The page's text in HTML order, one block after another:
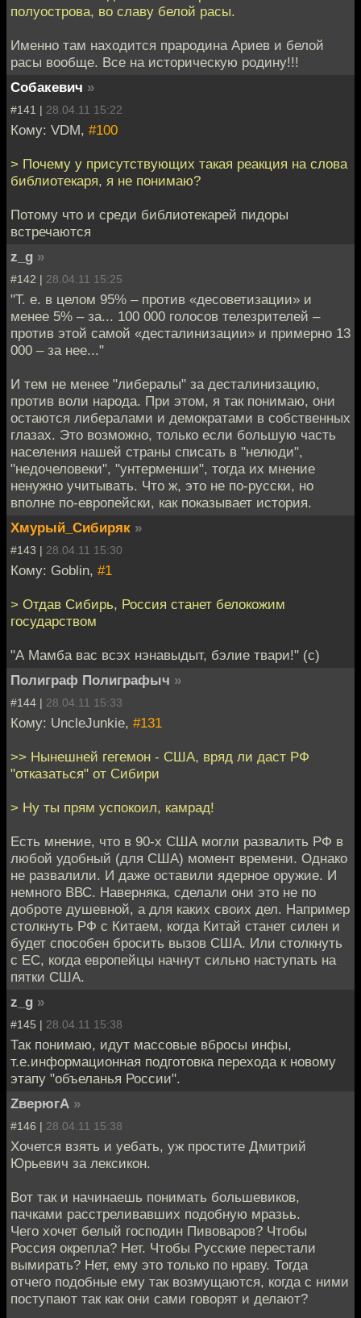
полуострова, во славу белой расы.
Именно там находится прародина Ариев и белой
расы вообще. Все на историческую родину!!!
Собакевич »
#141 | 28.04.11 15:22
Кому: VDM, #100
> Почему у присутствующих такая реакция на слова
библиотекаря, я не понимаю?
Потому что и среди библиотекарей пидоры
встречаются
z_g »
#142 | 28.04.11 15:25
"Т. е. в целом 95% – против «десоветизации» и
менее 5% – за... 100 000 голосов телезрителей –
против этой самой «десталинизации» и примерно 13
000 – за нее..."
И тем не менее "либералы" за десталинизацию,
против воли народа. При этом, я так понимаю, они
остаются либералами и демократами в собственных
глазах. Это возможно, только если большую часть
населения нашей страны списать в "нелюди",
"недочеловеки", "унтерменши", тогда их мнение
ненужно учитывать. Что ж, это не по-русски, но
вполне по-европейски, как показывает история.
Хмурый_Сибиряк »
#143 | 28.04.11 15:30
Кому: Goblin, #1
> Отдав Сибирь, Россия станет белокожим
государством
"А Мамба вас всэх нэнавыдыт, бэлие твари!" (с)
Полиграф Полиграфыч »
#144 | 28.04.11 15:33
Кому: UncleJunkie, #131
>> Нынешней гегемон - США, вряд ли даст РФ
"отказаться" от Сибири
> Ну ты прям успокоил, камрад!
Есть мнение, что в 90-х США могли развалить РФ в
любой удобный (для США) момент времени. Однако
не развалили. И даже оставили ядерное оружие. И
немного ВВС. Наверняка, сделали они это не по
доброте душевной, а для каких своих дел. Например
столкнуть РФ с Китаем, когда Китай станет силен и
будет способен бросить вызов США. Или столкнуть
с ЕС, когда европейцы начнут сильно наступать на
пятки США.
z_g »
#145 | 28.04.11 15:38
Так понимаю, идут массовые вбросы инфы,
т.е.информационная подготовка перехода к новому
этапу "объеланья России".
ZверюгА »
#146 | 28.04.11 15:38
Хочется взять и уебать, уж простите Дмитрий
Юрьевич за лексикон.
Вот так и начинаешь понимать большевиков,
пачками расстреливавших подобную мразьь.
Чего хочет белый господин Пивоваров? Чтобы
Россия окрепла? Нет. Чтобы Русские перестали
вымирать? Нет, ему это только по нраву. Тогда
отчего подобные ему так возмущаются, когда с ними
поступают так как они сами говорят и делают?